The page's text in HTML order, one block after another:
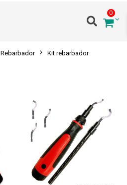
0
Rebarbador Kit rebarbador